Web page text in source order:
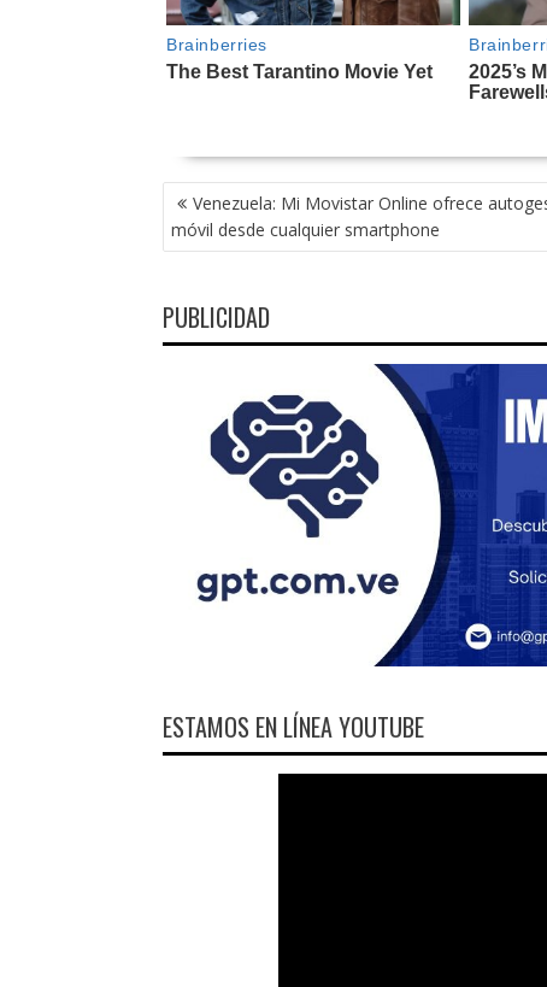
NAVEGACIÓN
DE
ENTRADAS
Venezuela: Mi Movistar Online ofrece
móvil desde cualquier smartphone
PUBLICIDAD
ESTAMOS EN LÍNEA YOUTUBE